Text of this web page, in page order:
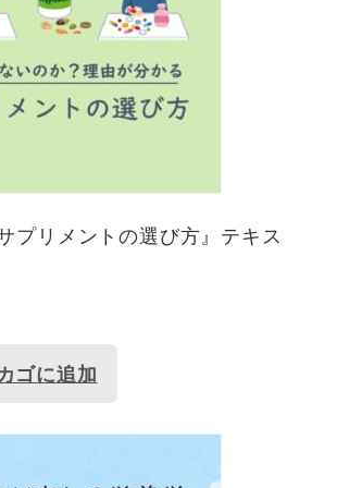
プリメントの選び方』テキス
ゴに追加